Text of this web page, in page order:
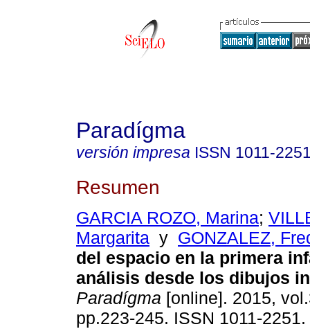
Paradígma
versión impresa ISSN 1011-
Resumen
GARCIA ROZO, Marina;
Margarita y GONZALEZ,
del espacio en la primera
análisis desde los dibujos
Paradígma [online]. 2015,
pp.223-245. ISSN 1011-2251.